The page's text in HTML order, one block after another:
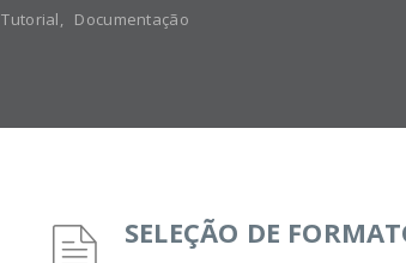
Tutorial, Documentação
SELEÇÃO DE